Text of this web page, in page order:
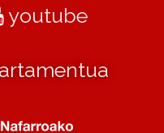
youtube